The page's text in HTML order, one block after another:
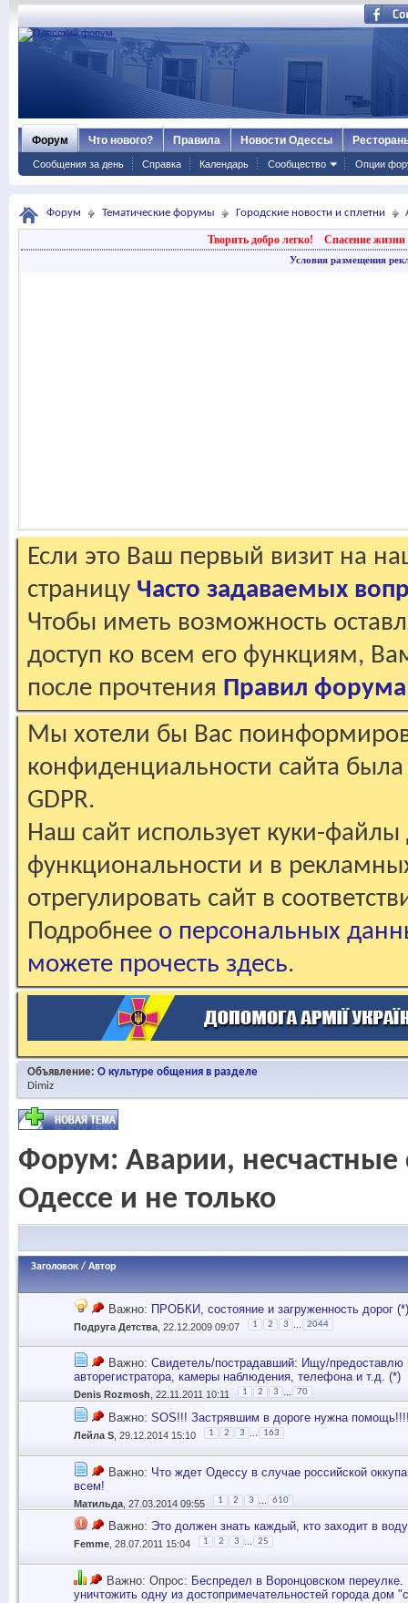
Форум
Сообщения за день Справка Календарь Сообщество Опции
Что нового? Правила Новости Одессы
Форум Тематические форумы Городские новости и сплетни
Творить добро легко! Спасение жизни
Условия размещения
Если это Ваш первый визит на
страницу Часто задаваемых
Чтобы иметь возможность
доступ ко всем его функциям,
после прочтения Правил форума
Мы хотели бы Вас
конфиденциальности сайта
GDPR.
Наш сайт использует куки-файлы
функциональности и в
отрегулировать сайт в
Подробнее о персональных
можете прочесть здесь.
Объявление: О культуре общения в разделе
Dimiz
Форум: Аварии,
Одессе и не только
Заголовок / Автор
Важно: ПРОБКИ, состояние и загруженность дорог (*)
Подруга Детства , 22.12.2009 09:07 1 2 3 2044
Важно: Свидетель/пострадавший: Ищу/предоставлю
авторегистратора, камеры наблюдения, телефона и т.д. (*)
Denis Rozmosh , 22.11.2011 10:11 1 2 3 70
Важно: SOS!!! Застрявшим в дороге нужна
Лейла S , 29.12.2014 15:10 1 2 3 163
Важно: Что ждет Одессу в случае российской
всем!
Матильда , 27.03.2014 09:55 1 2 3 ... 610
Важно: Это должен знать каждый, кто заходит в
Femme , 28.07.2011 15:04 1 2 3 25
Важно: Опрос: Беспредел в Воронцовском
уничтожить одну из достопримечательностей города дом